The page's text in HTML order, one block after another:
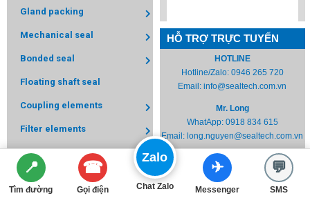
Gland packing
Mechanical seal
Bonded seal
Floating shaft seal
Coupling elements
Filter elements
MAKE TO ORDERED PARTS
Engineering Plastic
HỖ TRỢ TRỰC TUYẾN
HOTLINE
Hotline/Zalo: 0946 265 720
Email:info@sealtech.com.vn
Mr. Long
WhatApp: 0918 834 615
Email: long.nguyen@sealtech.com.vn
ĐỐI TÁC
📍
Tìm đường
☎
Gọi điện
Zalo
Chat Zalo
✈
Messenger
💬
SMS